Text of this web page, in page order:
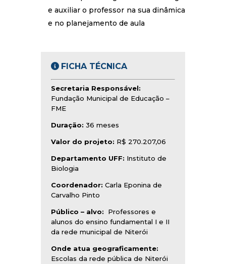
e auxiliar o professor na sua dinâmica
e no planejamento de aula
FICHA TÉCNICA
Secretaria Responsável:
Fundação Municipal de Educação –
FME
Duração: 36 meses
Valor do projeto: R$ 270.207,06
Departamento UFF: Instituto de
Biologia
Coordenador: Carla Eponina de
Carvalho Pinto
Público – alvo: Professores e
alunos do ensino fundamental I e II
da rede municipal de Niterói
Onde atua geograficamente:
Escolas da rede pública de Niterói